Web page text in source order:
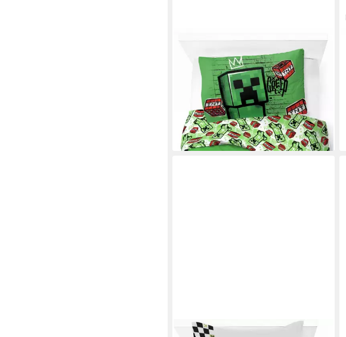
Kinderbettwäsche Minecraft Metro
Art, Linon, 2 teilig, 100% Baumwolle
27,80 €
UVP 32,99 €
lieferbar - in 2-3 Werktagen bei dir
MINECRAFT